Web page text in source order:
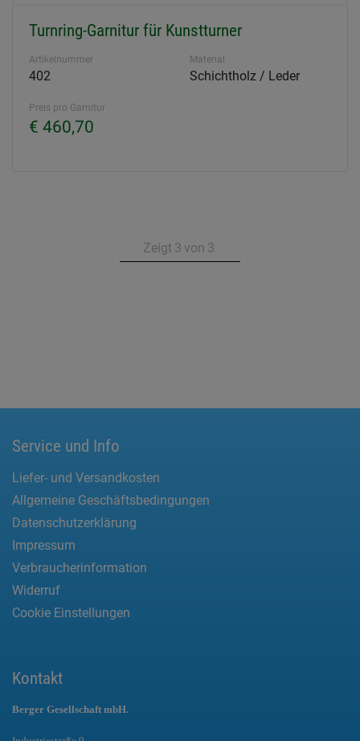
Turnring-Garnitur für Kunstturner
Artikelnummer
402
Material
Schichtholz / Leder
Preis pro Garnitur
€ 460,70
Zeigt 3 von 3
Service und Info
Liefer- und Versandkosten
Allgemeine Geschäftsbedingungen
Datenschutzerklärung
Impressum
Verbraucherinformation
Widerruf
Cookie Einstellungen
Kontakt
Berger Gesellschaft mbH.